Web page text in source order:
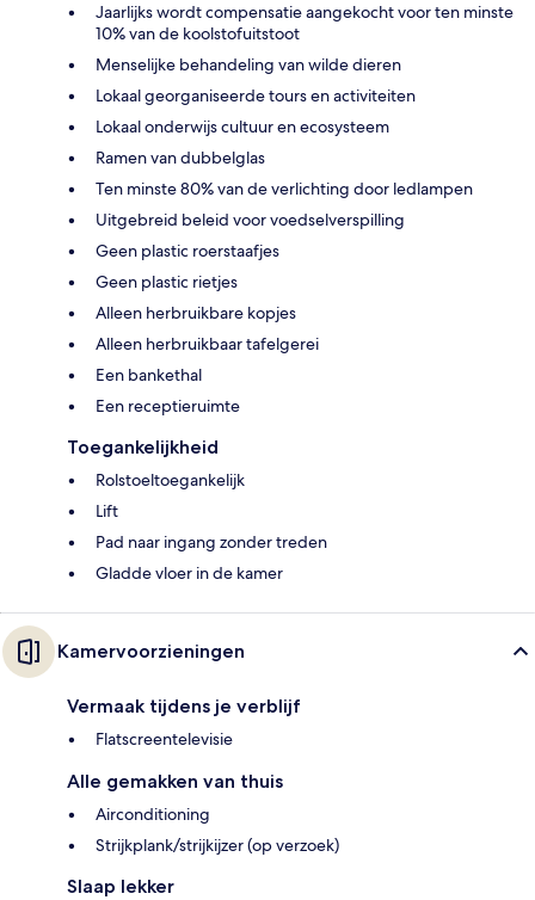
Jaarlijks wordt compensatie aangekocht voor ten minste
10% van de koolstofuitstoot
Menselijke behandeling van wilde dieren
Lokaal georganiseerde tours en activiteiten
Lokaal onderwijs cultuur en ecosysteem
Ramen van dubbelglas
Ten minste 80% van de verlichting door ledlampen
Uitgebreid beleid voor voedselverspilling
Geen plastic roerstaafjes
Geen plastic rietjes
Alleen herbruikbare kopjes
Alleen herbruikbaar tafelgerei
Een bankethal
Een receptieruimte
Toegankelijkheid
Rolstoeltoegankelijk
Lift
Pad naar ingang zonder treden
Gladde vloer in de kamer
Kamervoorzieningen
Vermaak tijdens je verblijf
Flatscreentelevisie
Alle gemakken van thuis
Airconditioning
Strijkplank/strijkijzer (op verzoek)
Slaap lekker